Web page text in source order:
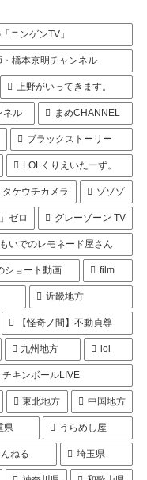
ニンゲンTV」
・橋本京明チャンネル
上野がいってきます。
ネル まめCHANNEL
ブラックストーリー
LOLくりえいたーず。
タケウチカメラ ゾゾゾ
ゼロ グレーゾーン TV
いでのレモネード屋さん
ショート動画 film
近畿地方
【怪奇ノ間】不動貞尊
九州地方 lol
チキンボールLIVE
東北地方 中国地方
県 うらめし屋
ねる 埼玉県